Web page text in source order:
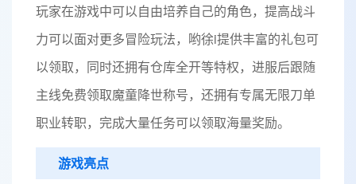
玩家在游戏中可以自由培养自己的角色，提高战斗
力可以面对更多冒险玩法，哟徐i提供丰富的礼包可
以领取，同时还拥有仓库全开等特权，进服后跟随
主线免费领取魔童降世称号，还拥有专属无限刀单
职业转职，完成大量任务可以领取海量奖励。
游戏亮点